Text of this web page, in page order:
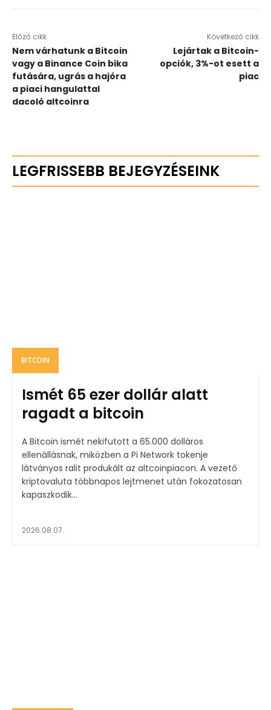
Előző cikk
Nem várhatunk a Bitcoin
vagy a Binance Coin bika
futására, ugrás a hajóra
a piaci hangulattal
dacoló altcoinra
Következő cikk
Lejártak a Bitcoin-
opciók, 3%-ot esett a
piac
LEGFRISSEBB BEJEGYZÉSEINK
BITCOIN
Ismét 65 ezer dollár alatt
ragadt a bitcoin
A Bitcoin ismét nekifutott a 65.000 dolláros
ellenállásnak, miközben a Pi Network tokenje
látványos ralit produkált az altcoinpiacon. A vezető
kriptovaluta többnapos lejtmenet után fokozatosan
kapaszkodik...
2026.08.07.